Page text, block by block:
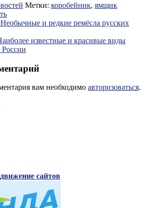
Метки: коробейник, ямщик
Необычные и редкие ремёсла русских
известные и красивые виды
вам необходимо авторизоваться.